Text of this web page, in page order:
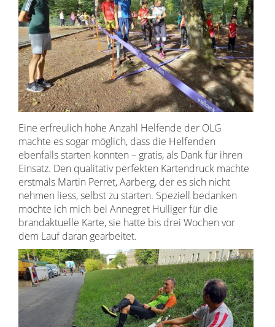
Eine erfreulich hohe Anzahl Helfende der OLG
machte es sogar möglich, dass die Helfenden
ebenfalls starten konnten – gratis, als Dank für ihren
Einsatz. Den qualitativ perfekten Kartendruck machte
erstmals Martin Perret, Aarberg, der es sich nicht
nehmen liess, selbst zu starten. Speziell bedanken
möchte ich mich bei Annegret Hulliger für die
brandaktuelle Karte, sie hatte bis drei Wochen vor
dem Lauf daran gearbeitet.